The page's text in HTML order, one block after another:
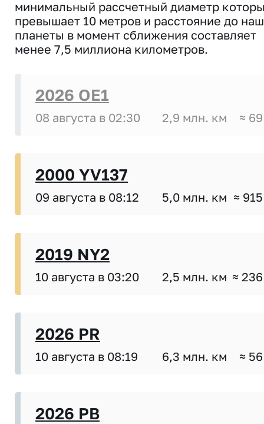
минимальный рассчетный диаметр
превышает 10 метров и расстояние до
планеты в момент сближения составляет
менее 7,5 миллиона километров.
2026 OE1
08 августа в 02:30 2,9 млн. км ≈
2000 YV137
09 августа в 08:12 5,0 млн. км ≈
2019 NY2
10 августа в 03:20 2,5 млн. км ≈
2026 PR
10 августа в 08:19 6,3 млн. км ≈
2026 PB